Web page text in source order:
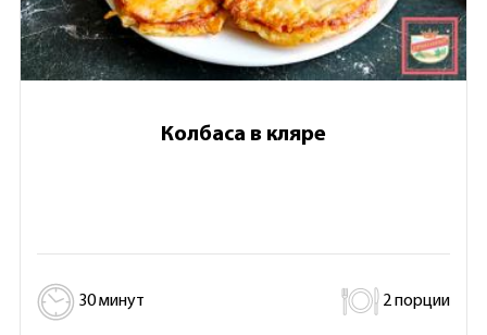
Колбаса в кляре
30 минут 2 порции